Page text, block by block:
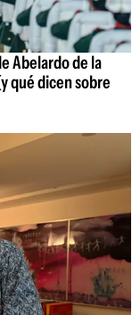
Abelardo de la
qué dicen sobre